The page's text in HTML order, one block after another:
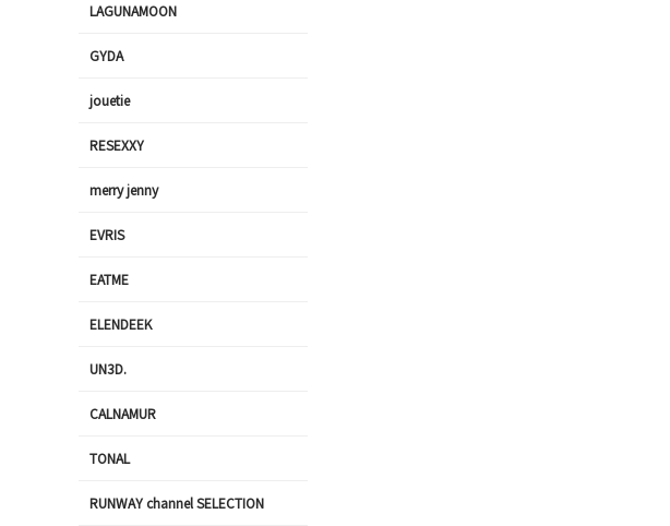
LAGUNAMOON
GYDA
jouetie
RESEXXY
merry jenny
EVRIS
EATME
ELENDEEK
UN3D.
CALNAMUR
TONAL
RUNWAY channel SELECTION